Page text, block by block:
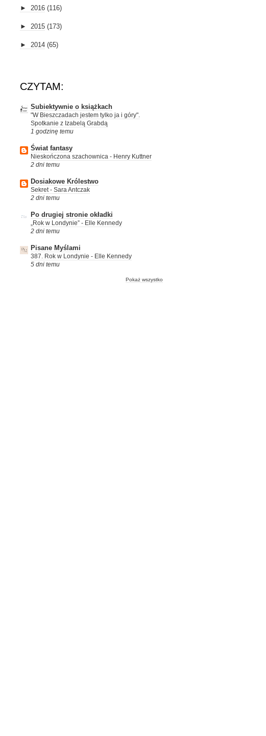
► 2016 (116)
► 2015 (173)
► 2014 (65)
CZYTAM:
Subiektywnie o książkach
"W Bieszczadach jestem tylko ja i góry".
Spotkanie z Izabelą Grabdą
1 godzinę temu
Świat fantasy
Nieskończona szachownica - Henry Kuttner
2 dni temu
Dosiakowe Królestwo
Sekret - Sara Antczak
2 dni temu
Po drugiej stronie okładki
„Rok w Londynie” - Elle Kennedy
2 dni temu
Pisane Myślami
387. Rok w Londynie - Elle Kennedy
5 dni temu
Pokaż wszystko